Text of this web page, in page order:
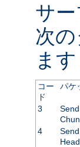
サ
次
ます
コー
ド
パケ
3
4
Send